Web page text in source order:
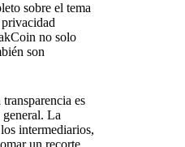
sobre el tema
no solo
son
es
general. La
intermediarios,
un recorte